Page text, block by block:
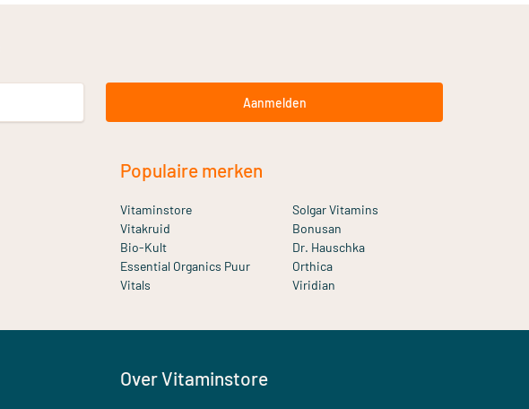
Aanmelden
Populaire merken
Vitaminstore
Solgar Vitamins
Vitakruid
Bonusan
Bio-Kult
Dr. Hauschka
Essential Organics Puur
Orthica
Vitals
Viridian
Over Vitaminstore